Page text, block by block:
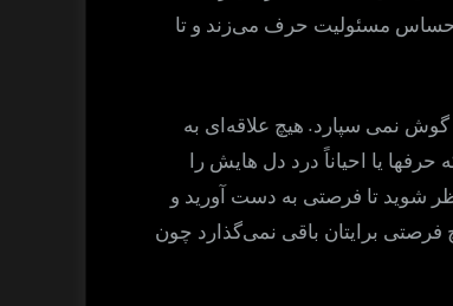
احساس مسئولیت حرف می‌زند و تا
گوش نمی سپارد. هیچ علاقه‌ای به
یا احیاناً درد دل هایش را
شوید تا فرصتی به دست آورید و
فرصتی برایتان باقی نمی‌گذارد چون